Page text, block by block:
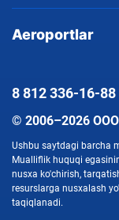
Aeroportlar
© 2006–2026 ООО
Ushbu saytdagi barcha
Mualliflik huquqi
nusxa ko'chirish,
resurslarga nusxalash
taqiqlanadi.
8 812336-16-88